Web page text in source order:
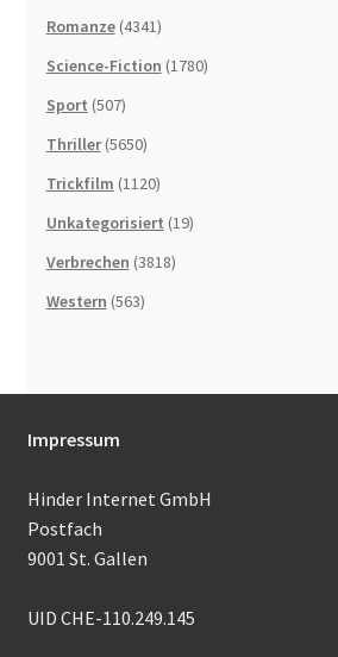
Romanze (4341)
Science-Fiction (1780)
Sport (507)
Thriller (5650)
Trickfilm (1120)
Unkategorisiert (19)
Verbrechen (3818)
Western (563)
Impressum
Hinder Internet GmbH
Postfach
9001 St. Gallen
UID CHE-110.249.145